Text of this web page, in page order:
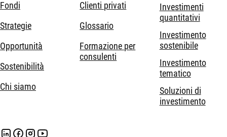
Fondi
Strategie
Opportunità
Sostenibilità
Chi siamo
Clienti privati
Glossario
Formazione per
consulenti
Investimenti
quantitativi
Investimento
sostenibile
Investimento
tematico
Soluzioni di
investimento